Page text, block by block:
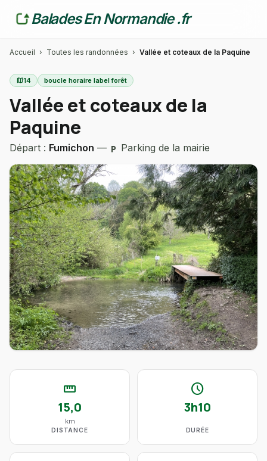
Balades En Normandie .fr
Accueil › Toutes les randonnées › Vallée et coteaux de la Paquine
map14 boucle horaire label forêt
Vallée et coteaux de la
Paquine
Départ : Fumichon — local_parking Parking de la mairie
straighten
15,0
km
DISTANCE
schedule
3h10
DURÉE